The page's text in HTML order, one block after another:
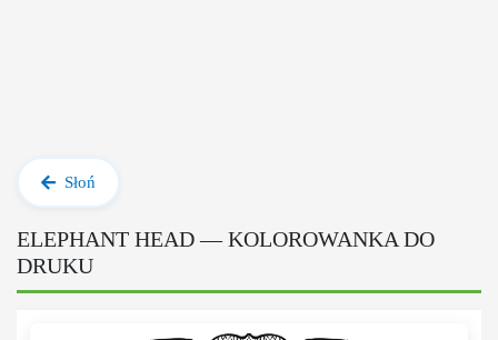
Słoń
ELEPHANT HEAD — KOLOROWANKA DO
DRUKU